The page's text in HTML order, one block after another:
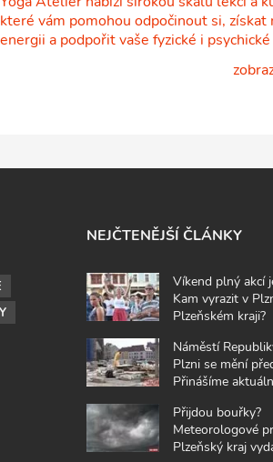
které vám pomohou odpočinout si, získat
energii a podpořit vaše fyzické i psychické
NEJČTENĚJŠÍ ČLÁNKY
Víkend plný akcí
Kam vyrazit v
Plzeňském kraji?
Náměstí
Plzni se mění
Přinášíme
Přijdou bouřky?
Meteorologové
Plzeňský kraj